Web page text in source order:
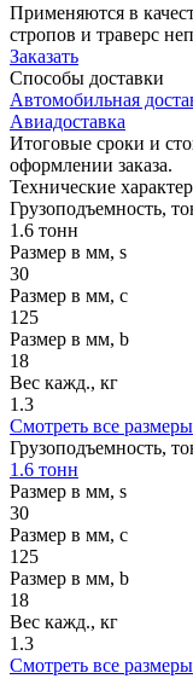
Применяются в
стропов и траверс
Заказать
Способы доставки
Автомобильная
Авиадоставка
Итоговые сроки и
оформлении заказа.
Технические
Грузоподъемность,
1.6 тонн
Размер в мм, s
30
Размер в мм, c
125
Размер в мм, b
18
Вес кажд., кг
1.3
Смотреть все размеры
Грузоподъемность,
1.6 тонн
Размер в мм, s
30
Размер в мм, c
125
Размер в мм, b
18
Вес кажд., кг
1.3
Смотреть все размеры